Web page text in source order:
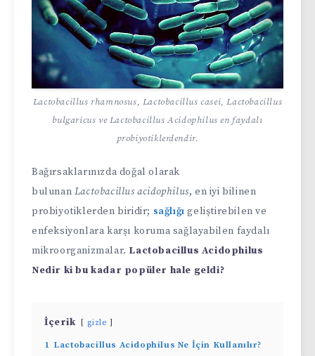
Lactobacillus rhamnosus, Lactobacillus casei, Lactobacillus
bulgaricus ve Lactobacillus Acidophilus en faydalı
probiyotiklerdendir.
Bağırsaklarınızda doğal olarak
bulunan Lactobacillus acidophilus, en iyi bilinen
probiyotiklerden biridir; sağlığı geliştirebilen ve
enfeksiyonlara karşı koruma sağlayabilen faydalı
mikroorganizmalar. Lactobacillus Acidophilus
Nedir ki bu kadar popüler hale geldi?
İçerik gizle
1 Lactobacillus Acidophilus Ne İçin Kullanılır?